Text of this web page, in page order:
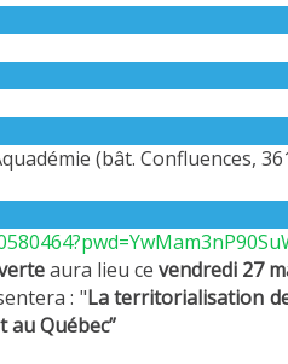
(bât. Confluences,
aura lieu ce vendredi 27
: "La territorialisation
au Québec”